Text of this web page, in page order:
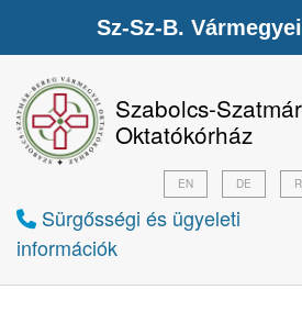
Szabolcs-
Oktatókórház
Sürgősségi és ügyeleti
információk
EN DE
Sz-Sz-B.